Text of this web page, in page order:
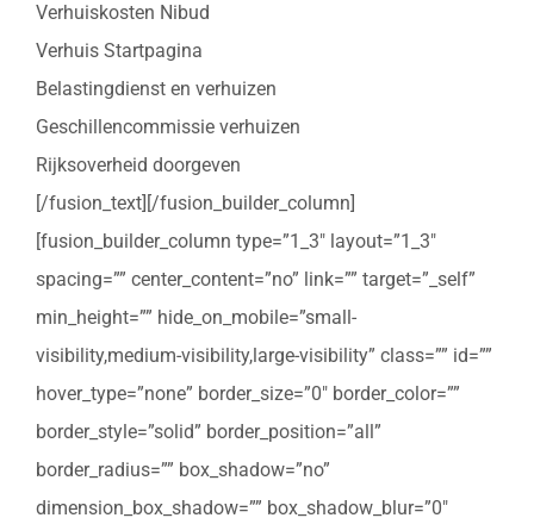
Verhuiskosten Nibud
Verhuis Startpagina
Belastingdienst en verhuizen
Geschillencommissie verhuizen
Rijksoverheid doorgeven
[/fusion_text][/fusion_builder_column]
[fusion_builder_column type=”1_3″ layout=”1_3″
spacing=”” center_content=”no” link=”” target=”_self”
min_height=”” hide_on_mobile=”small-
visibility,medium-visibility,large-visibility” class=”” id=””
hover_type=”none” border_size=”0″ border_color=””
border_style=”solid” border_position=”all”
border_radius=”” box_shadow=”no”
dimension_box_shadow=”” box_shadow_blur=”0″